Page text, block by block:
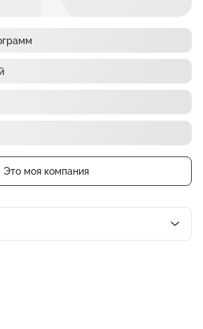
Это моя компания